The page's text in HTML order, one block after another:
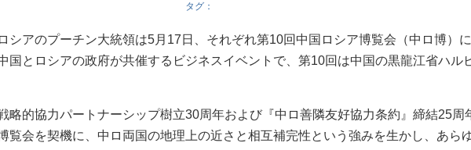
タグ：
シアのプーチン大統領は5月17日、それぞれ第10回中国ロシア博覧会（中ロ博）
国とロシアの政府が共催するビジネスイベントで、第10回は中国の黒龍江省ハル
略的協力パートナーシップ樹立30周年および『中ロ善隣友好協力条約』締結25周
覧会を契機に、中ロ両国の地理上の近さと相互補完性という強みを生かし、あら